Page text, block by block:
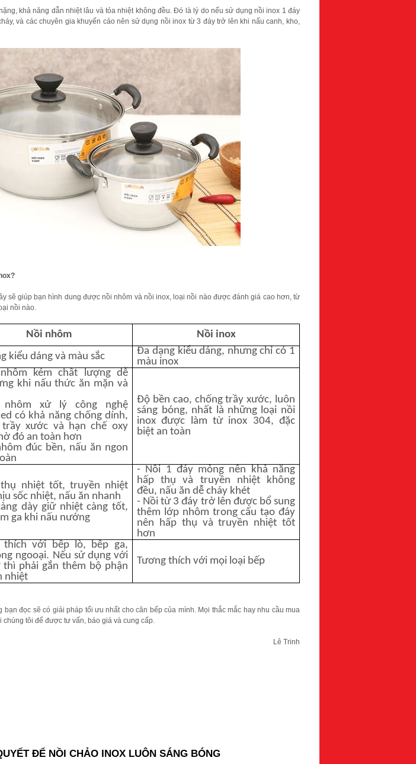
khả năng dẫn nhiệt lâu và tỏa nhiệt không đều. Đó là lý do nếu sử dụng nồi inox 1 đáy
và các chuyên gia khuyến cáo nên sử dụng nồi inox từ 3 đáy trở lên khi nấu canh, kho,
sẽ giúp bạn hình dung được nồi nhôm và nồi inox, loại nồi nào được đánh giá cao hơn, từ
nồi nào.
Nồi nhôm
Nồi inox
kiểu dáng và màu sắc
Đa dạng kiểu dáng, nhưng chỉ có 1
màu inox
kém chất lượng dễ
khi nấu thức ăn mặn và
xử lý công nghệ
có khả năng chống dính,
trầy xước và hạn chế oxy
đó an toàn hơn
đúc bền, nấu ăn ngon
Độ bền cao, chống trầy xước, luôn
sáng bóng, nhất là những loại nồi
inox được làm từ inox 304, đặc
biệt an toàn
nhiệt tốt, truyền nhiệt
sốc nhiệt, nấu ăn nhanh
dày giữ nhiệt càng tốt,
ga khi nấu nướng
- Nồi 1 đáy mỏng nên khả năng
hấp thụ và truyền nhiệt không
đều, nấu ăn dễ cháy khét
- Nồi từ 3 đáy trở lên được bổ sung
thêm lớp nhôm trong cấu tạo đáy
nên hấp thụ và truyền nhiệt tốt
hơn
thích với bếp lò, bếp ga,
ngooại. Nếu sử dụng với
thì phải gắn thêm bộ phận
nhiệt
Tương thích với mọi loại bếp
bạn đọc sẽ có giải pháp tối ưu nhất cho căn bếp của mình. Mọi thắc mắc hay nhu cầu mua
tôi để được tư vấn, báo giá và cung cấp.
Lê Trinh
ĐỂ NỒI CHẢO INOX LUÔN SÁNG BÓNG